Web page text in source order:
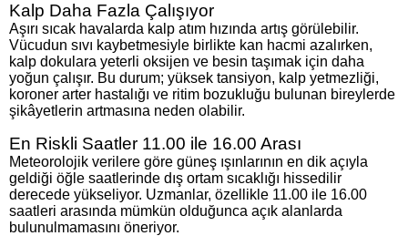
Kalp Daha Fazla Çalışıyor
Aşırı sıcak havalarda kalp atım hızında artış görülebilir.
Vücudun sıvı kaybetmesiyle birlikte kan hacmi azalırken,
kalp dokulara yeterli oksijen ve besin taşımak için daha
yoğun çalışır. Bu durum; yüksek tansiyon, kalp yetmezliği,
koroner arter hastalığı ve ritim bozukluğu bulunan bireylerde
şikâyetlerin artmasına neden olabilir.
En Riskli Saatler 11.00 ile 16.00 Arası
Meteorolojik verilere göre güneş ışınlarının en dik açıyla
geldiği öğle saatlerinde dış ortam sıcaklığı hissedilir
derecede yükseliyor. Uzmanlar, özellikle 11.00 ile 16.00
saatleri arasında mümkün olduğunca açık alanlarda
bulunulmamasını öneriyor.